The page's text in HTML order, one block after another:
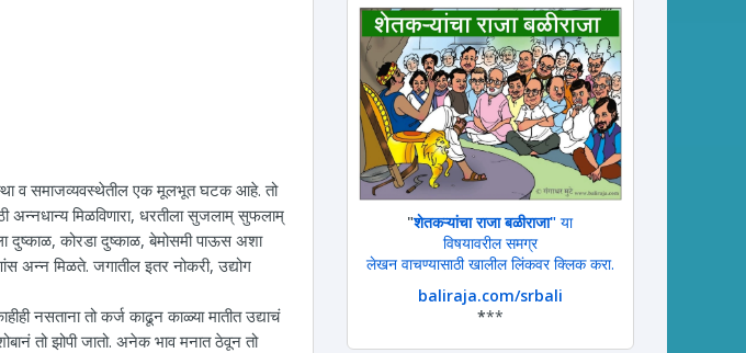
व समाजव्यवस्थेतील एक मूलभूत घटक आहे. तो
अन्नधान्य मिळविणारा, धरतीला सुजलाम् सुफलाम्
दुष्काळ, कोरडा दुष्काळ, बेमोसमी पाऊस अशा
मिळते. जगातील इतर नोकरी, उद्योग
नसताना तो कर्ज काढून काळ्या मातीत उद्याचं
तो झोपी जातो. अनेक भाव मनात ठेवून तो
"शेतकऱ्यांचा राजा बळीराजा" या
विषयावरील समग्र
लेखन वाचण्यासाठी खालील लिंकवर क्लिक करा.
baliraja.com/srbali
***